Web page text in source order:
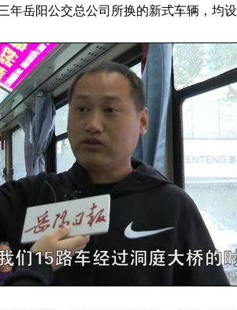
岳阳公交总公司所换的新式车辆，均